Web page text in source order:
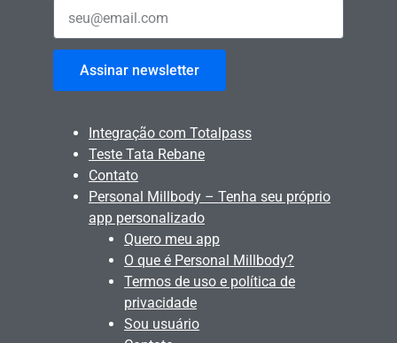
Assinar newsletter
Integração com Totalpass
Teste Tata Rebane
Contato
Personal Millbody – Tenha seu próprio
app personalizado
Quero meu app
O que é Personal Millbody?
Termos de uso e política de
privacidade
Sou usuário